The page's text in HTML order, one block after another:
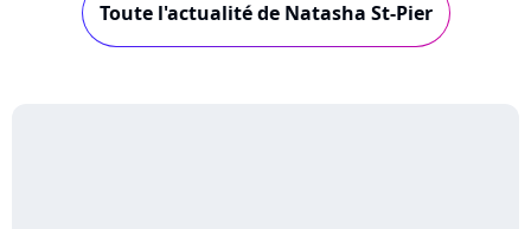
Toute l'actualité de Natasha St-Pier